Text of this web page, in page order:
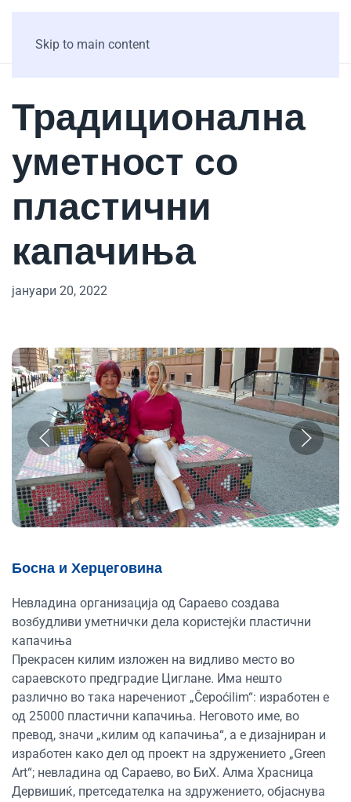
Skip to main content
Традиционална
уметност со
пластични
капачиња
јануари 20, 2022
Босна и Херцеговина
Невладина организација од Сараево создава
возбудливи уметнички дела користејќи пластични
капачиња
Прекрасен килим изложен на видливо место во
сараевското предградие Циглане. Има нешто
различно во така наречениот „Čepoćilim“: изработен е
од 25000 пластични капачиња. Неговото име, во
превод, значи „килим од капачиња“, а е дизајниран и
изработен како дел од проект на здружението „Green
Art“; невладина од Сараево, во БиХ. Алма Храсница
Дервишиќ, претседателка на здружението, објаснува